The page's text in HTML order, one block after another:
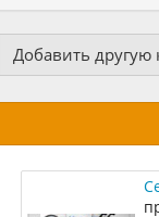
Добавить